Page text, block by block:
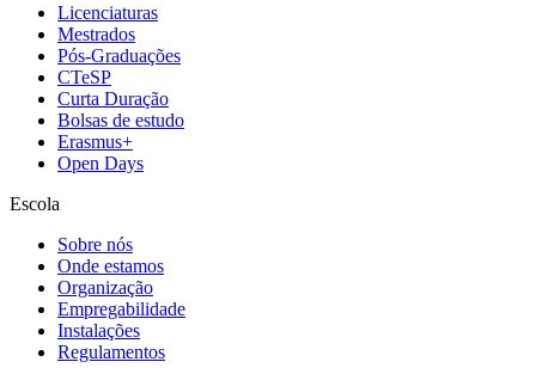
Licenciaturas
Mestrados
Pós-Graduações
CTeSP
Curta Duração
Bolsas de estudo
Erasmus+
Open Days
Escola
Sobre nós
Onde estamos
Organização
Empregabilidade
Instalações
Regulamentos